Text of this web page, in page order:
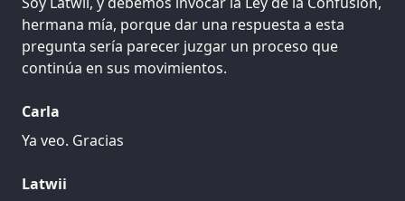
hermana mía, porque dar una respuesta a esta
pregunta sería parecer juzgar un proceso que
continúa en sus movimientos.
Carla
Ya veo. Gracias
Latwii